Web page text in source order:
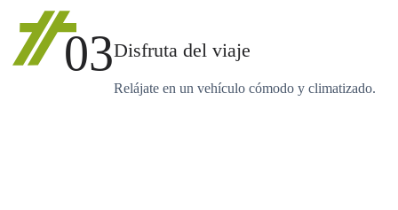
03Disfruta del viaje
Relájate en un vehículo cómodo y climatizado.